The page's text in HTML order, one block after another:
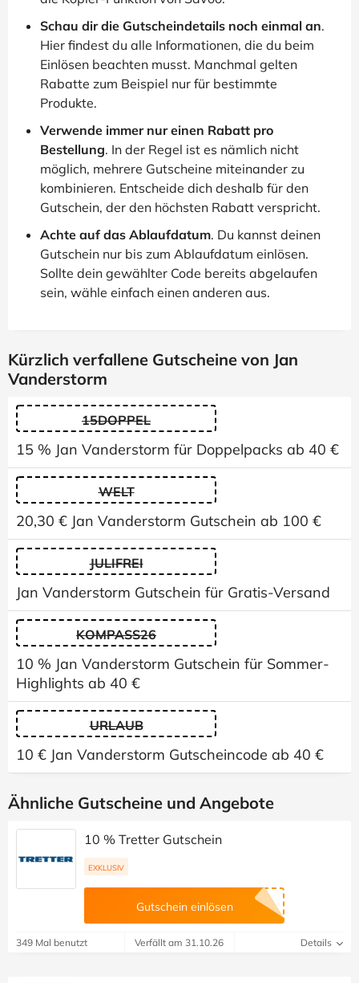
Schau dir die Gutscheindetails noch einmal an.
Hier findest du alle Informationen, die du beim
Einlösen beachten musst. Manchmal gelten
Rabatte zum Beispiel nur für bestimmte
Produkte.
Verwende immer nur einen Rabatt pro
Bestellung. In der Regel ist es nämlich nicht
möglich, mehrere Gutscheine miteinander zu
kombinieren. Entscheide dich deshalb für den
Gutschein, der den höchsten Rabatt verspricht.
Achte auf das Ablaufdatum. Du kannst deinen
Gutschein nur bis zum Ablaufdatum einlösen.
Sollte dein gewählter Code bereits abgelaufen
sein, wähle einfach einen anderen aus.
Kürzlich verfallene Gutscheine von Jan
Vanderstorm
15DOPPEL
15 % Jan Vanderstorm für Doppelpacks ab 40 €
WELT
20,30 € Jan Vanderstorm Gutschein ab 100 €
JULIFREI
Jan Vanderstorm Gutschein für Gratis-Versand
KOMPASS26
10 % Jan Vanderstorm Gutschein für Sommer-
Highlights ab 40 €
URLAUB
10 € Jan Vanderstorm Gutscheincode ab 40 €
Ähnliche Gutscheine und Angebote
10 % Tretter Gutschein
EXKLUSIV
Gutschein einlösen
349 Mal benutzt Verfällt am 31.10.26 Details